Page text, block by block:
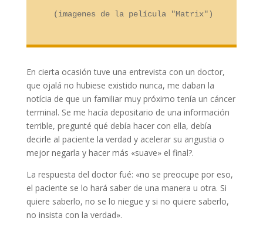
  (imagenes de la película "Matrix")
En cierta ocasión tuve una entrevista con un doctor,
que ojalá no hubiese existido nunca, me daban la
notícia de que un familiar muy próximo tenía un cáncer
terminal. Se me hacía depositario de una información
terrible, pregunté qué debía hacer con ella, debía
decirle al paciente la verdad y acelerar su angustia o
mejor negarla y hacer más «suave» el final?.
La respuesta del doctor fué: «no se preocupe por eso,
el paciente se lo hará saber de una manera u otra. Si
quiere saberlo, no se lo niegue y si no quiere saberlo,
no insista con la verdad».